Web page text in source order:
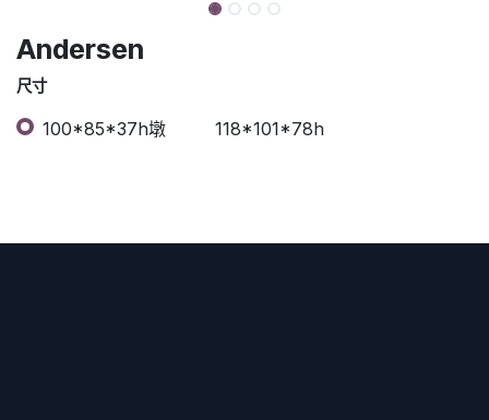
Andersen
尺寸
100*85*37h墩 118*101*78h